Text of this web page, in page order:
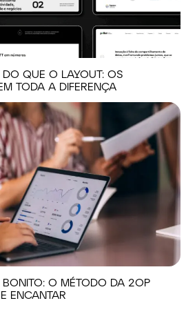
QUE O LAYOUT: OS
TODA A DIFERENÇA
O MÉTODO DA 2OP
ENCANTAR